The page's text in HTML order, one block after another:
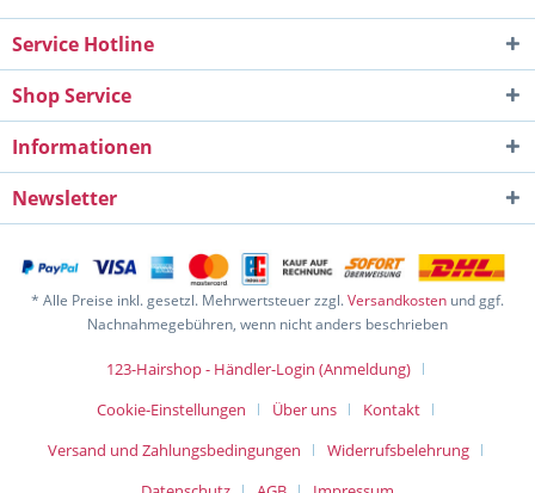
Service Hotline
Shop Service
Informationen
Newsletter
* Alle Preise inkl. gesetzl. Mehrwertsteuer zzgl.Versandkosten und ggf.
Nachnahmegebühren, wenn nicht anders beschrieben
123-Hairshop - Händler-Login (Anmeldung)
Cookie-Einstellungen
Über uns
Kontakt
Versand und Zahlungsbedingungen
Widerrufsbelehrung